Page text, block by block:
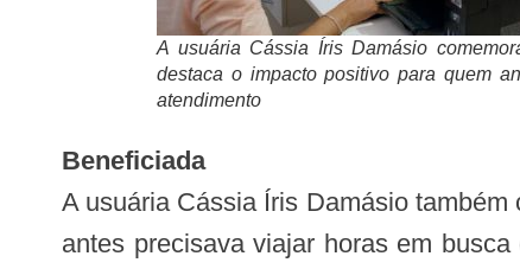
A usuária Cássia Íris Damásio
destaca o impacto positivo para quem
atendimento
Beneficiada
A usuária Cássia Íris Damásio
antes precisava viajar horas em